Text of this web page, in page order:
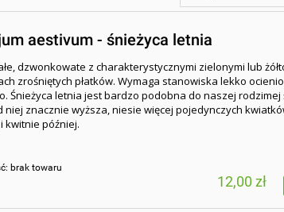
aestivum - śnieżyca letnia
dzwonkowate z charakterystycznymi zielonymi lub
zrośniętych płatków. Wymaga stanowiska lekko
Śnieżyca letnia jest bardzo podobna do naszej rodzimej
niej znacznie wyższa, niesie więcej pojedynczych
kwitnie później.
brak towaru
12,00 zł